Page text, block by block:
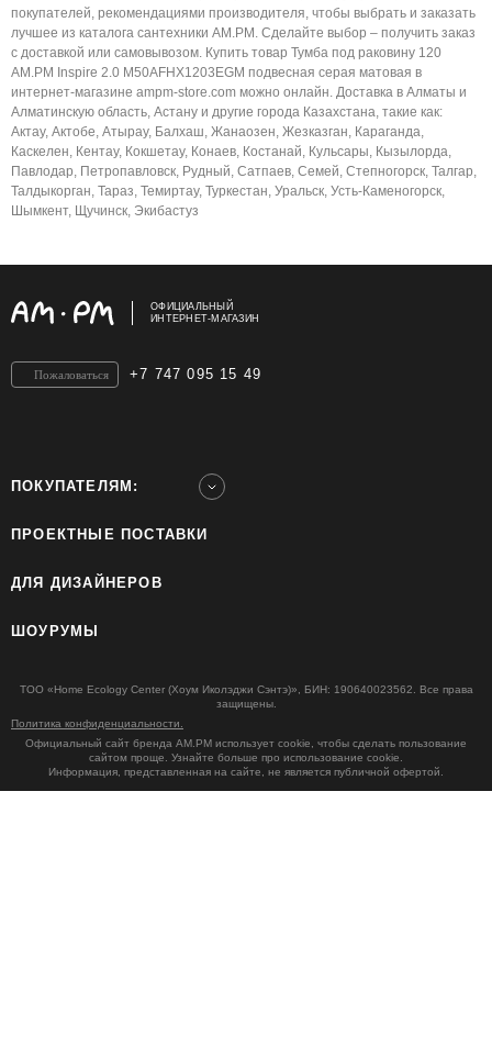
покупателей, рекомендациями производителя, чтобы выбрать и заказать
лучшее из каталога сантехники AM.PM. Сделайте выбор – получить заказ
с доставкой или самовывозом. Купить товар Тумба под раковину 120
AM.PM Inspire 2.0 M50AFHX1203EGM подвесная серая матовая в
интернет-магазине ampm-store.com можно онлайн. Доставка в Алматы и
Алматинскую область, Астану и другие города Казахстана, такие как:
Актау, Актобе, Атырау, Балхаш, Жанаозен, Жезказган, Караганда,
Каскелен, Кентау, Кокшетау, Конаев, Костанай, Кульсары, Кызылорда,
Павлодар, Петропавловск, Рудный, Сатпаев, Семей, Степногорск, Талгар,
Талдыкорган, Тараз, Темиртау, Туркестан, Уральск, Усть-Каменогорск,
Шымкент, Щучинск, Экибастуз
ОФИЦИАЛЬНЫЙ
ИНТЕРНЕТ-МАГАЗИН
+7 747 095 15 49
Пожаловаться
ПОКУПАТЕЛЯМ:
ПРОЕКТНЫЕ ПОСТАВКИ
ДЛЯ ДИЗАЙНЕРОВ
ШОУРУМЫ
ТОО «Home Ecology Center (Хоум Иколэджи Сэнтэ)», БИН: 190640023562. Все права
защищены.
Политика конфиденциальности.
Официальный сайт бренда AM.PM использует cookie, чтобы сделать пользование
сайтом проще. Узнайте больше про использование cookie.
Информация, представленная на сайте, не является публичной офертой.